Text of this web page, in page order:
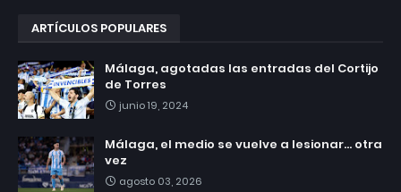
ARTÍCULOS POPULARES
Málaga, agotadas las entradas del Cortijo
de Torres
junio 19, 2024
Málaga, el medio se vuelve a lesionar... otra
vez
agosto 03, 2026